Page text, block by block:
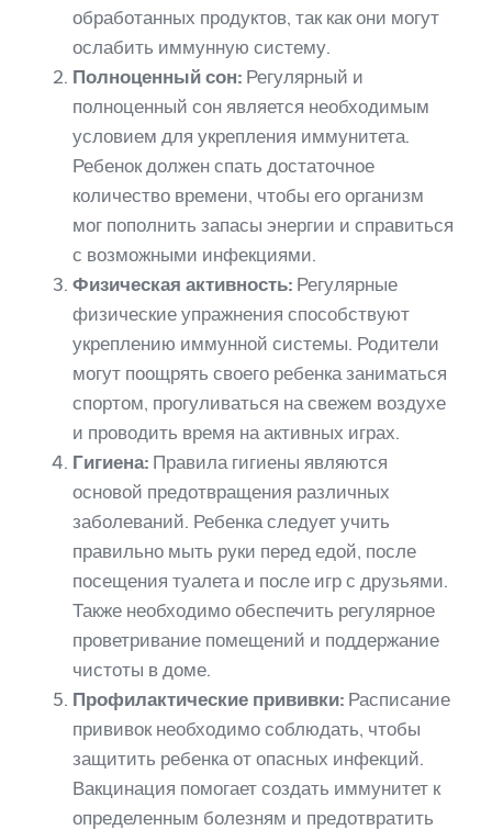
обработанных продуктов, так как они могут
ослабить иммунную систему.
Полноценный сон: Регулярный и
полноценный сон является необходимым
условием для укрепления иммунитета.
Ребенок должен спать достаточное
количество времени, чтобы его организм
мог пополнить запасы энергии и справиться
с возможными инфекциями.
Физическая активность: Регулярные
физические упражнения способствуют
укреплению иммунной системы. Родители
могут поощрять своего ребенка заниматься
спортом, прогуливаться на свежем воздухе
и проводить время на активных играх.
Гигиена: Правила гигиены являются
основой предотвращения различных
заболеваний. Ребенка следует учить
правильно мыть руки перед едой, после
посещения туалета и после игр с друзьями.
Также необходимо обеспечить регулярное
проветривание помещений и поддержание
чистоты в доме.
Профилактические прививки: Расписание
прививок необходимо соблюдать, чтобы
защитить ребенка от опасных инфекций.
Вакцинация помогает создать иммунитет к
определенным болезням и предотвратить